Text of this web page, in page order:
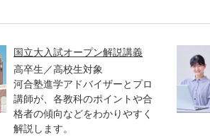
国立大入試オープン解説講義
高卒生／高校生対象
河合塾進学アドバイザーとプロ
講師が、各教科のポイントや合
格者の傾向などをわかりやすく
解説します。